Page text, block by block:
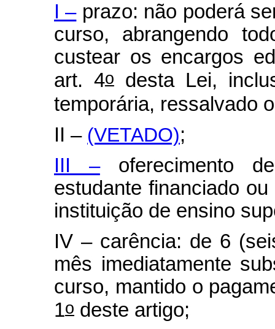
I –prazo: não poderá
curso, abrangendo
custear os encargos
art. 4odesta Lei,
temporária, ressalvado
II – (VETADO);
III –oferecimento
estudante financiado
instituição de ensino
IV – carência: de 6
mês imediatamente
curso, mantido o
1o deste artigo;